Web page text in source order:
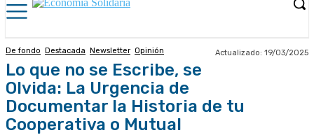
De fondo Destacada Newsletter Opinión Actualizado: 19/03/2025
Lo que no se Escribe, se
Olvida: La Urgencia de
Documentar la Historia de tu
Cooperativa o Mutual